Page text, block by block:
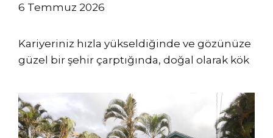
6 Temmuz 2026
Kariyeriniz hızla yükseldiğinde ve gözünüze
güzel bir şehir çarptığında, doğal olarak kök